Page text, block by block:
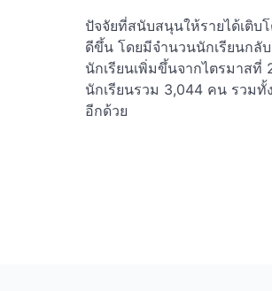
ปัจจัยที่สนับสนุนให้รายได้เติบ
ดีขึ้น โดยมีจำนวนนักเรียนกลั
นักเรียนเพิ่มขึ้นจากไตรมาส
นักเรียนรวม 3,044 คน รวม
อีกด้วย